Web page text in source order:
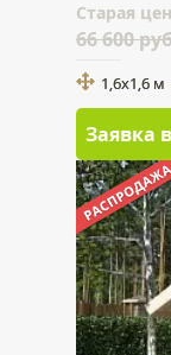
Cтарая
66 600
1,6х1,6 м
Заявка